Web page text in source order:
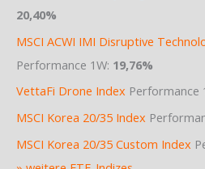
20,40%
MSCI ACWI IMI Disruptive
Performance 1W: 19,76%
VettaFi Drone Index Performance
MSCI Korea 20/35 Index
MSCI Korea 20/35 Custom Index